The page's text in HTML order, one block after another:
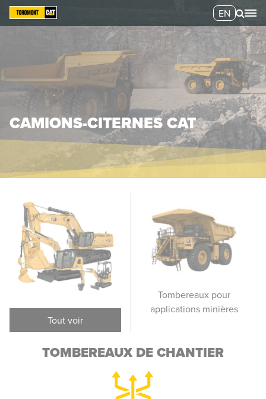
EN
CAMIONS-CITERNES CAT
Tout voir
Châssis de
tombereaux
Tombereaux pour
applications minières
TOMBEREAUX DE CHANTIER